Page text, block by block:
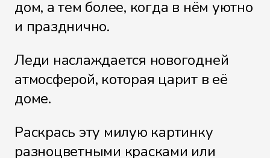
дом, а тем более, когда в нём уютно
и празднично.
Леди наслаждается новогодней
атмосферой, которая царит в её
доме.
Раскрась эту милую картинку
разноцветными красками или